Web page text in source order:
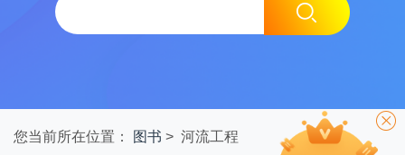
您当前所在位置： 图书 > 河流工程